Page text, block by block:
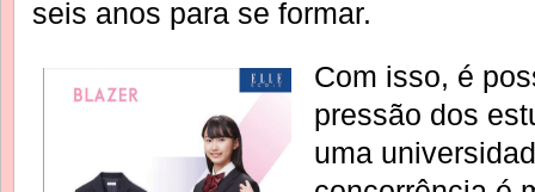
seis anos para se formar.
Com isso, é
pressão dos
uma